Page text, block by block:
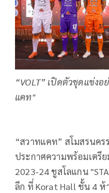
“VOLT” เปิดตัวชุดแข่งอ
แคท"
“สวาทแคท” สโมสรนคร
ประกาศความพร้อมเตรี
2023-24 ชูสโลแกน
ลีก ที่ Korat Hall ชั้น 4 ห้